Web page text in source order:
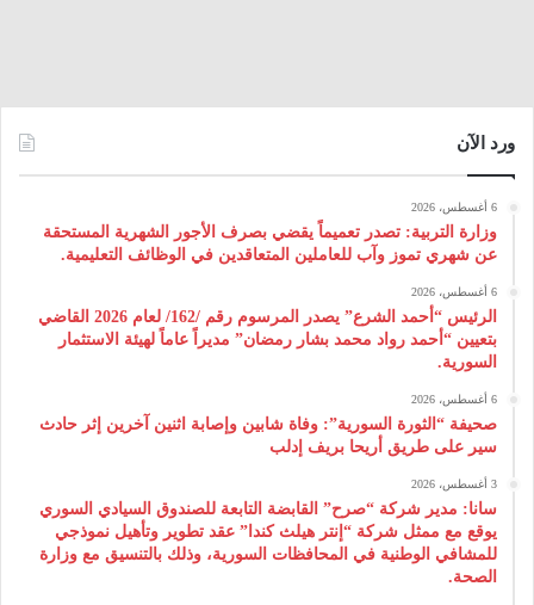
ورد الآن
6 أغسطس، 2026
وزارة التربية: تصدر تعميماً يقضي بصرف الأجور الشهرية المستحقة
عن شهري تموز وآب للعاملين المتعاقدين في الوظائف التعليمية.
6 أغسطس، 2026
الرئيس “أحمد الشرع” يصدر المرسوم رقم /162/ لعام 2026 ‌القاضي
بتعيين “أحمد رواد محمد بشار رمضان” مديراً عاماً لهيئة ‌الاستثمار
السورية.
6 أغسطس، 2026
صحيفة “الثورة السورية”: وفاة شابين وإصابة اثنين آخرين إثر حادث
سير على طريق أريحا بريف إدلب
3 أغسطس، 2026
سانا: مدير شركة “صرح” القابضة التابعة للصندوق السيادي السوري
يوقع مع ممثل شركة “إنتر هيلث كندا” عقد تطوير وتأهيل نموذجي
للمشافي الوطنية في المحافظات السورية، وذلك بالتنسيق مع وزارة
الصحة.